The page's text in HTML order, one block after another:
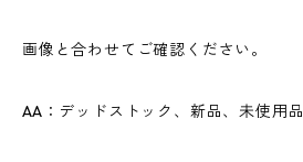
画像と合わせてご確認ください。
AA：デッドストック、新品、未使用品